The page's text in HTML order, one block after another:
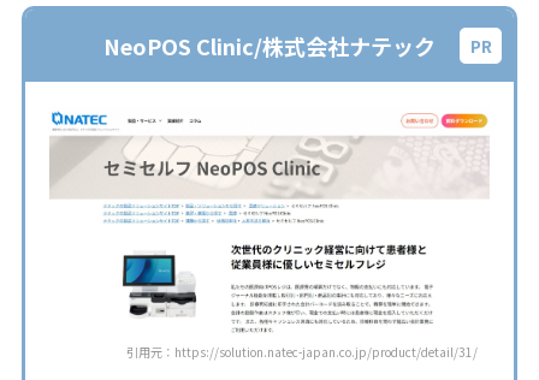
NeoPOS Clinic/株式会社ナテック
引用元：https://solution.natec-japan.co.jp/product/detail/31/